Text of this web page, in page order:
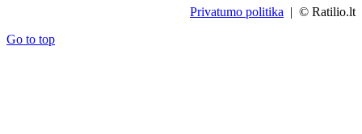
Privatumo politika | © Ratilio.lt
Go to top